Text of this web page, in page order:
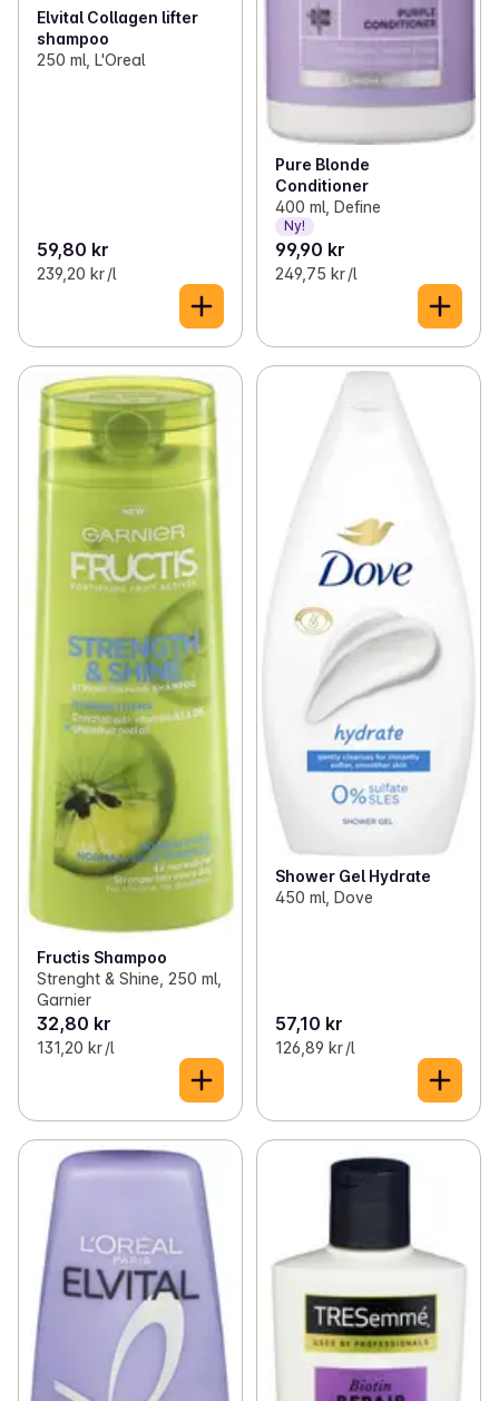
Elvital Collagen lifter
shampoo
250 ml, L'Oreal
59,80 kr
239,20 kr /l
Pure Blonde
Conditioner
400 ml, Define
Ny!
99,90 kr
249,75 kr /l
Fructis Shampoo
Strenght & Shine, 250 ml,
Garnier
32,80 kr
131,20 kr /l
Shower Gel Hydrate
450 ml, Dove
57,10 kr
126,89 kr /l